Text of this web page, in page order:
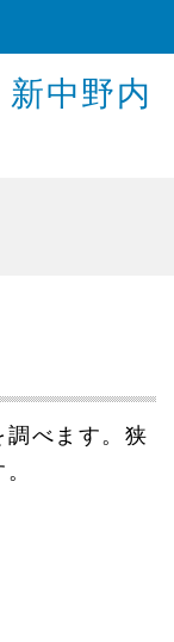
中野内
べます。狭